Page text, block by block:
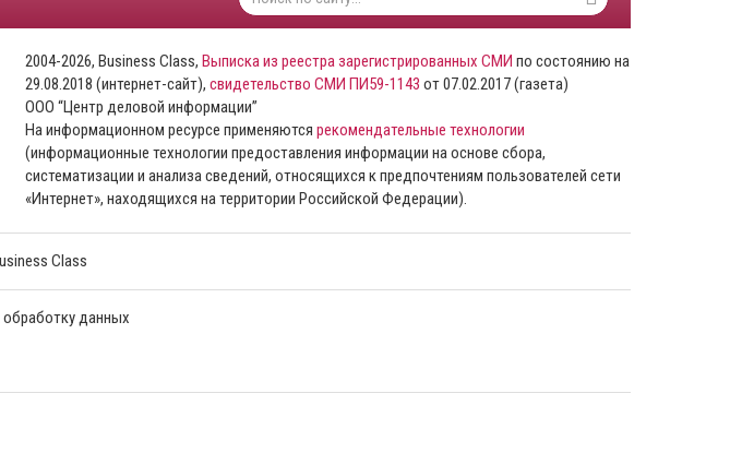
2004-2026, Business Class, Выписка из реестра зарегистрированных СМИ по состоянию на
29.08.2018 (интернет-сайт), свидетельство СМИ ПИ59-1143 от 07.02.2017 (газета)
ООО “Центр деловой информации”
На информационном ресурсе применяются рекомендательные технологии
(информационные технологии предоставления информации на основе сбора,
систематизации и анализа сведений, относящихся к предпочтениям пользователей сети
«Интернет», находящихся на территории Российской Федерации).
Class
обработку данных